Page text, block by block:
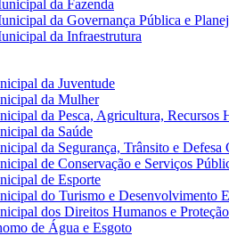
da Fazenda
da Governança Pública e
da Infraestrutura
da Juventude
da Mulher
da Pesca, Agricultura, Recursos
da Saúde
da Segurança, Trânsito e Defesa
de Conservação e Serviços
de Esporte
do Turismo e Desenvolvimento
dos Direitos Humanos e
de Água e Esgoto